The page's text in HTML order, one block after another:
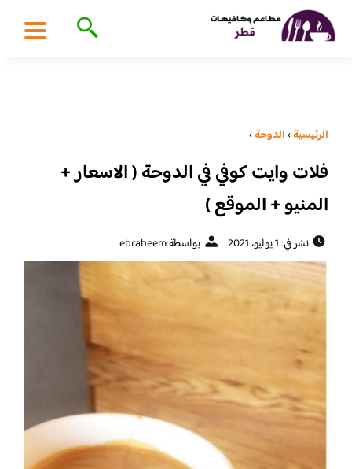
الرئيسية›الدوحة›
فلات وايت كوفي في الدوحة ( الاسعار +
المنيو + الموقع )
نشر في: 1 يوليو، 2021 بواسطة:ebraheem